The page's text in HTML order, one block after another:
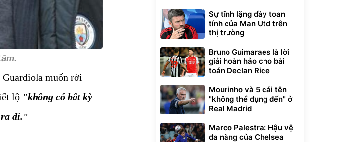
Guardiola muốn rời
lộ "không có bất kỳ
ra đi."
Sự tĩnh lặng đầy toan
tính của Man Utd trên
thị trường
Bruno Guimaraes là lời
giải hoàn hảo cho bài
toán Declan Rice
Mourinho và 5 cái tên
"không thể đụng đến" ở
Real Madrid
Marco Palestra: Hậu vệ
đa năng của Chelsea